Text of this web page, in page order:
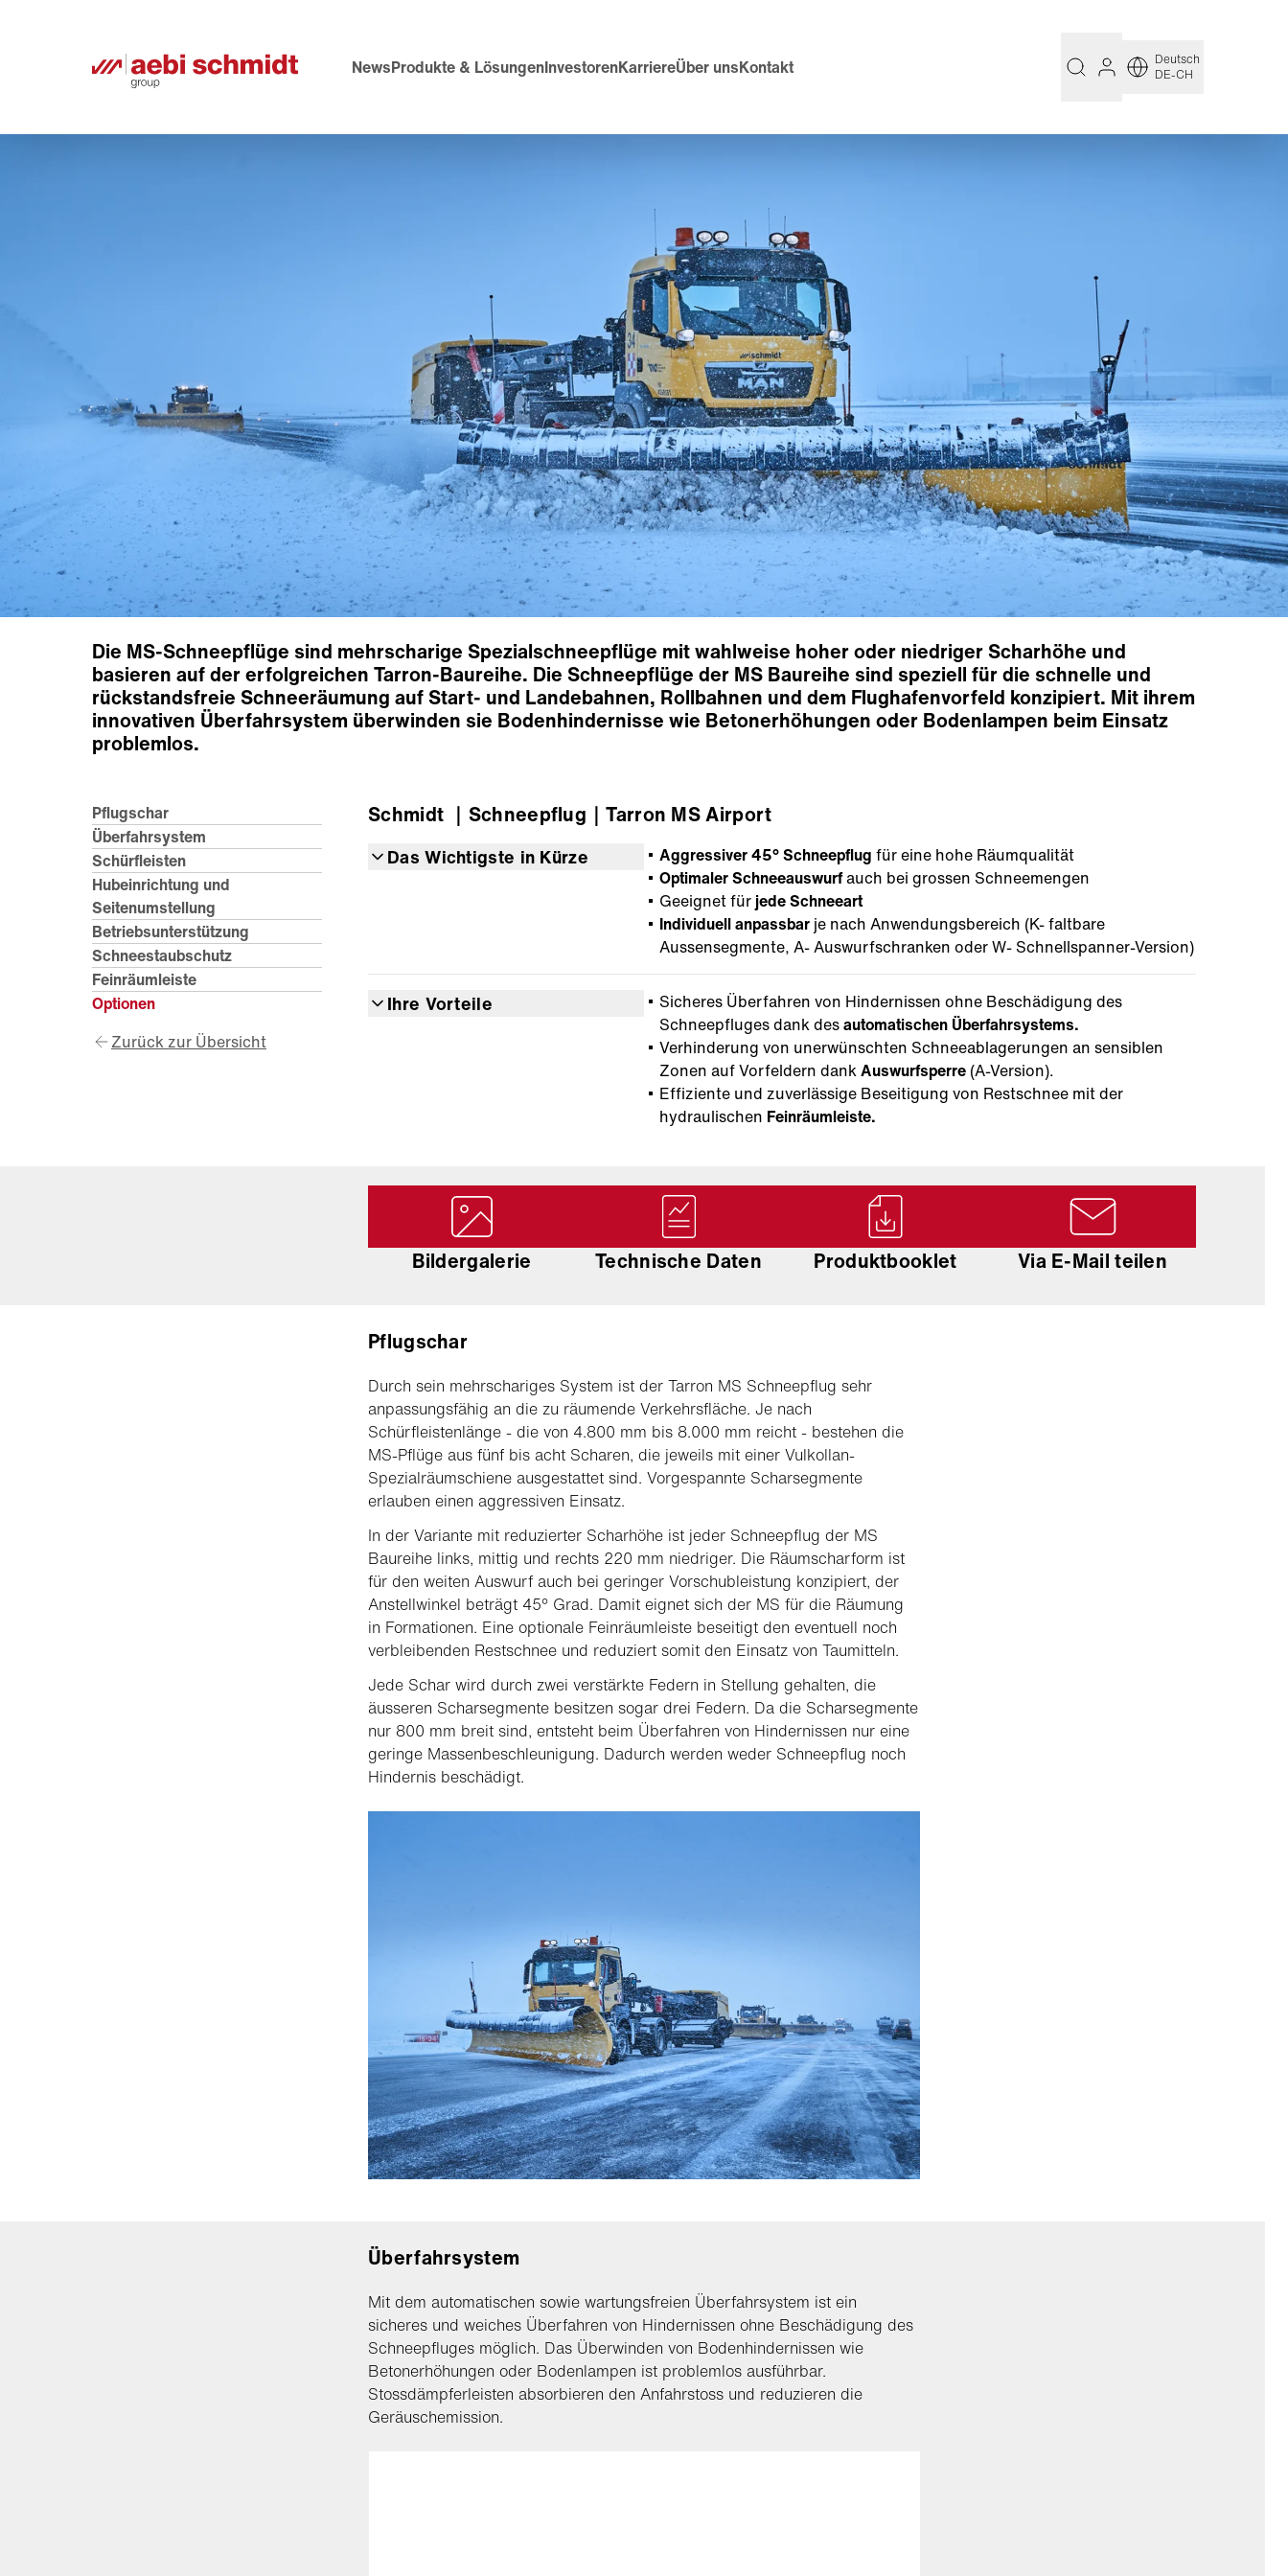
NewsProdukte & LösungenInvestorenKarriereÜber unsKontakt
Deutsch
DE-CH
Die MS-Schneepflüge sind mehrscharige Spezialschneepflüge mit wahlweise hoher oder niedriger Scharhöhe und
basieren auf der erfolgreichen Tarron-Baureihe. Die Schneepflüge der MS Baureihe sind speziell für die schnelle und
rückstandsfreie Schneeräumung auf Start- und Landebahnen, Rollbahnen und dem Flughafenvorfeld konzipiert. Mit ihrem
innovativen Überfahrsystem überwinden sie Bodenhindernisse wie Betonerhöhungen oder Bodenlampen beim Einsatz
problemlos.
Pflugschar
Überfahrsystem
Schürfleisten
Hubeinrichtung und
Seitenumstellung
Betriebsunterstützung
Schneestaubschutz
Feinräumleiste
Optionen
Zurück zur Übersicht
Schmidt ｜Schneepflug ｜Tarron MS Airport
Das Wichtigste in Kürze Aggressiver 45° Schneepflug für eine hohe Räumqualität
Optimaler Schneeauswurfauch bei grossen Schneemengen
Geeignet fürjede Schneeart
Individuell anpassbar je nach Anwendungsbereich (K- faltbare
Aussensegmente, A- Auswurfschranken oder W- Schnellspanner-Version)
Ihre Vorteile
Sicheres Überfahren von Hindernissen ohne Beschädigung des
Schneepfluges dank desautomatischen Überfahrsystems.
Verhinderung von unerwünschten Schneeablagerungen an sensiblen
Zonen auf Vorfeldern dankAuswurfsperre (A-Version).
Effiziente und zuverlässige Beseitigung von Restschnee mit der
hydraulischen Feinräumleiste.
Bildergalerie Technische Daten Produktbooklet Via E-Mail teilen
Pflugschar
Durch sein mehrschariges System ist der Tarron MS Schneepflug sehr
anpassungsfähig an die zu räumende Verkehrsfläche. Je nach
Schürfleistenlänge - die von 4.800 mm bis 8.000 mm reicht - bestehen die
MS-Pflüge aus fünf bis acht Scharen, die jeweils mit einer Vulkollan-
Spezialräumschiene ausgestattet sind. Vorgespannte Scharsegmente
erlauben einen aggressiven Einsatz.
In der Variante mit reduzierter Scharhöhe ist jeder Schneepflug der MS
Baureihe links, mittig und rechts 220 mm niedriger. Die Räumscharform ist
für den weiten Auswurf auch bei geringer Vorschubleistung konzipiert, der
Anstellwinkel beträgt 45° Grad. Damit eignet sich der MS für die Räumung
in Formationen. Eine optionale Feinräumleiste beseitigt den eventuell noch
verbleibenden Restschnee und reduziert somit den Einsatz von Taumitteln.
Jede Schar wird durch zwei verstärkte Federn in Stellung gehalten, die
äusseren Scharsegmente besitzen sogar drei Federn. Da die Scharsegmente
nur 800 mm breit sind, entsteht beim Überfahren von Hindernissen nur eine
geringe Massenbeschleunigung. Dadurch werden weder Schneepflug noch
Hindernis beschädigt.
Überfahrsystem
Mit dem automatischen sowie wartungsfreien Überfahrsystem ist ein
sicheres und weiches Überfahren von Hindernissen ohne Beschädigung des
Schneepfluges möglich. Das Überwinden von Bodenhindernissen wie
Betonerhöhungen oder Bodenlampen ist problemlos ausführbar.
Stossdämpferleisten absorbieren den Anfahrstoss und reduzieren die
Geräuschemission.